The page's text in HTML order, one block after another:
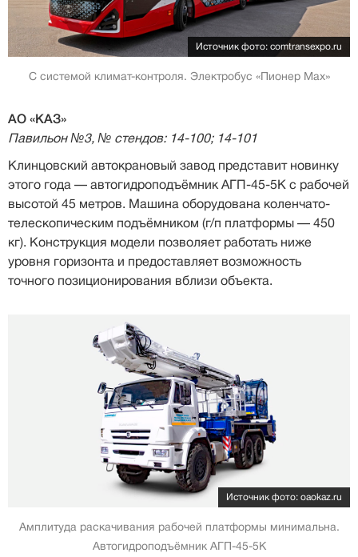
Источник фото: comtransexpo.ru
С системой климат-контроля. Электробус «Пионер Мах»
АО «КАЗ»
Павильон №3, № стендов: 14-100; 14-101
Клинцовский автокрановый завод представит новинку
этого года — автогидроподъёмник АГП-45-5К с рабочей
высотой 45 метров. Машина оборудована коленчато-
телескопическим подъёмником (г/п платформы — 450
кг). Конструкция модели позволяет работать ниже
уровня горизонта и предоставляет возможность
точного позиционирования вблизи объекта.
Источник фото: oaokaz.ru
Амплитуда раскачивания рабочей платформы минимальна.
Автогидроподъёмник АГП-45-5К